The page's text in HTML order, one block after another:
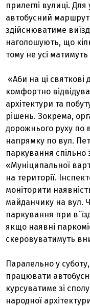
прилеглі вулиці.
автобусний
здійснюватиме
наголошують, що
тому не усі
«Аби на ці святкові
комфортно
архітектури та
рішень. Зокрема,
дорожнього руху по
напрямку по вул.
паркування спільно
«Муніципальної
на території.
моніторити
майданчику на вул.
паркування при
якщо наявні
скеровуватимуть
Паралельно у
працювати
курсуватиме зі
народної